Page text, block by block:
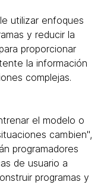
utilizar enfoques
y reducir la
proporcionar
la información
complejas.
el modelo o
cambien",
programadores
de usuario a
programas y